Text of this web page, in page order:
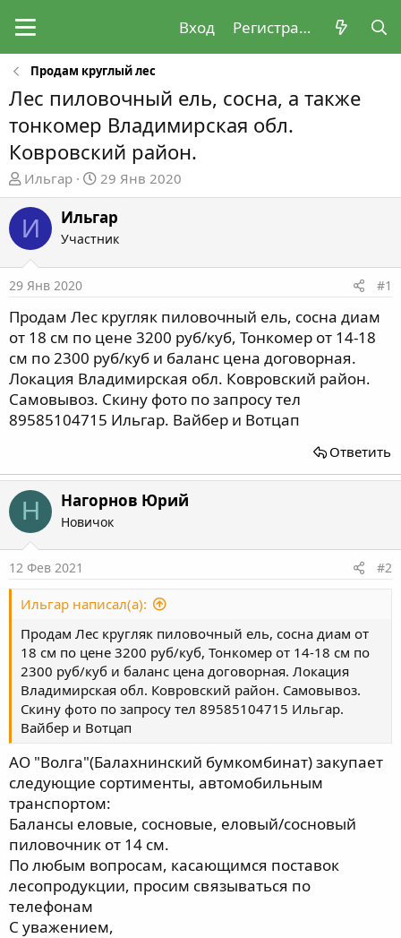
Вход Регистрация
Продам круглый лес
Лес пиловочный ель, сосна, а также
тонкомер Владимирская обл.
Ковровский район.
А
в
т
о
р
е
ы
Ильгар
Д
а
т
а
а
л
а
29 Янв 2020
И Ильгар
Участник
29 Янв 2020 #1
Продам Лес кругляк пиловочный ель, сосна диам
от 18 см по цене 3200 руб/куб, Тонкомер от 14-18
см по 2300 руб/куб и баланс цена договорная.
Локация Владимирская обл. Ковровский район.
Самовывоз. Скину фото по запросу тел
89585104715 Ильгар. Вайбер и Вотцап
Ответить
Н Нагорнов Юрий
Новичок
12 Фев 2021 #2
Ильгар написал(а):
Продам Лес кругляк пиловочный ель, сосна диам от
18 см по цене 3200 руб/куб, Тонкомер от 14-18 см по
2300 руб/куб и баланс цена договорная. Локация
Владимирская обл. Ковровский район. Самовывоз.
Скину фото по запросу тел 89585104715 Ильгар.
Вайбер и Вотцап
АО "Волга"(Балахнинский бумкомбинат) закупает
следующие сортименты, автомобильным
транспортом:
Балансы еловые, сосновые, еловый/сосновый
пиловочник от 14 см.
По любым вопросам, касающимся поставок
лесопродукции, просим связываться по
телефонам
С уважением,